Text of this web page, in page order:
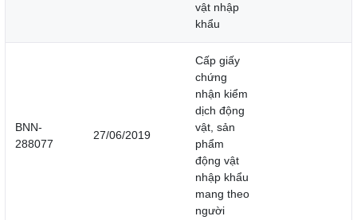
vật nhập
khẩu
BNN-
288077
27/06/2019
Cấp giấy
chứng
nhận kiểm
dịch động
vật, sản
phẩm
động vật
nhập khẩu
mang theo
người